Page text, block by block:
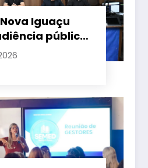
Iguaçu
pública
no
de energia